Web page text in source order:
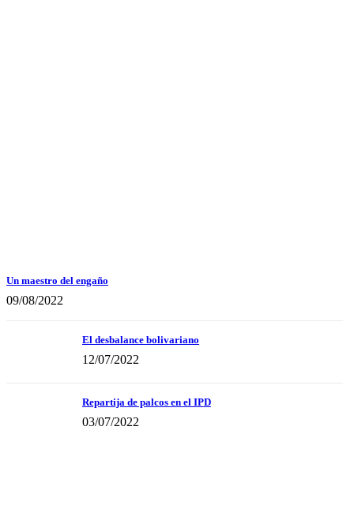
Un maestro del engaño
09/08/2022
El desbalance bolivariano
12/07/2022
Repartija de palcos en el IPD
03/07/2022